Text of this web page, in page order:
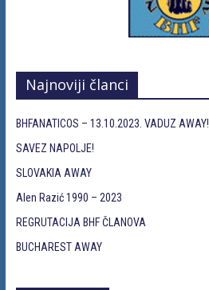
Najnoviji članci
BHFANATICOS – 13.10.2023. VADUZ AWAY!
SAVEZ NAPOLJE!
SLOVAKIA AWAY
Alen Razić 1990 – 2023
REGRUTACIJA BHF ČLANOVA
BUCHAREST AWAY